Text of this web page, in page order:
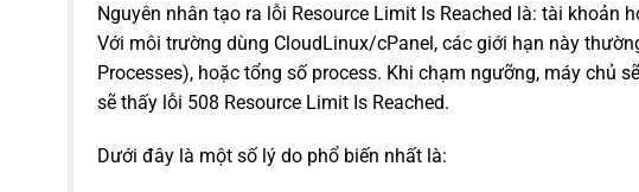
Nguyên nhân tạo ra lỗi Resource Limit Is Reached là: tài
Với môi trường dùng CloudLinux/cPanel, các giới hạn này
Processes), hoặc tổng số process. Khi chạm ngưỡng, máy chủ
sẽ thấy lỗi 508 Resource Limit Is Reached.
Dưới đây là một số lý do phổ biến nhất là: